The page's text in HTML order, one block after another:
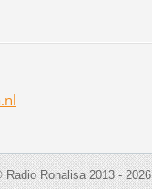
Radio Ronalisa 2013 - 2026